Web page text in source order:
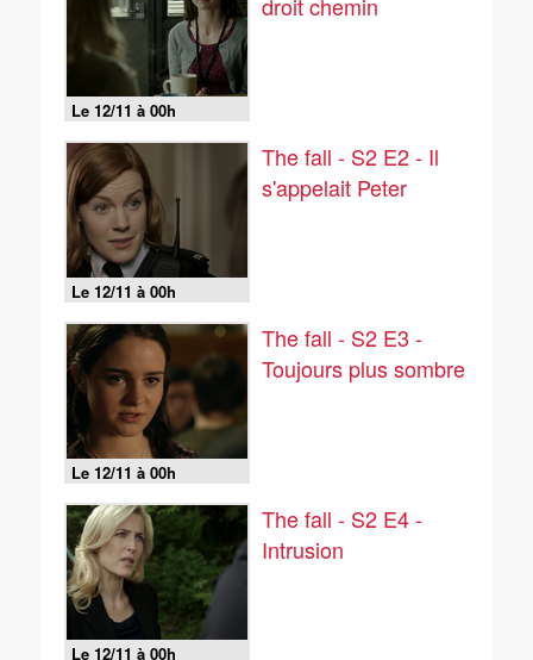
Le 12/11 à 00h
Le 12/11 à 00h
The fall - S2 E2 - Il
s'appelait Peter
Le 12/11 à 00h
The fall - S2 E3 -
Toujours plus sombre
Le 12/11 à 00h
The fall - S2 E4 -
Intrusion